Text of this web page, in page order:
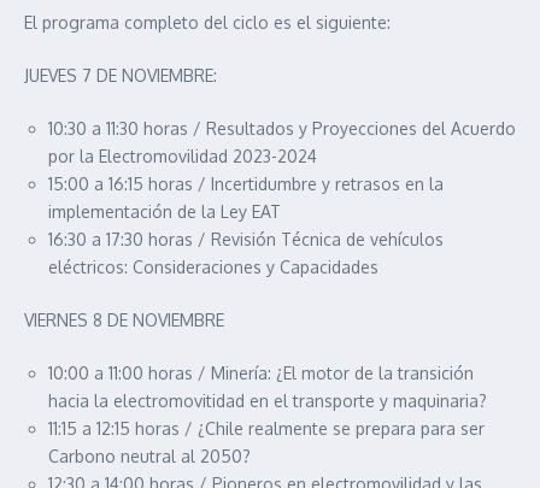
El programa completo del ciclo es el siguiente:
JUEVES 7 DE NOVIEMBRE:
10:30 a 11:30 horas / Resultados y Proyecciones del Acuerdo
por la Electromovilidad 2023-2024
15:00 a 16:15 horas / Incertidumbre y retrasos en la
implementación de la Ley EAT
16:30 a 17:30 horas / Revisión Técnica de vehículos
eléctricos: Consideraciones y Capacidades
VIERNES 8 DE NOVIEMBRE
10:00 a 11:00 horas / Minería: ¿El motor de la transición
hacia la electromovitidad en el transporte y maquinaria?
11:15 a 12:15 horas / ¿Chile realmente se prepara para ser
Carbono neutral al 2050?